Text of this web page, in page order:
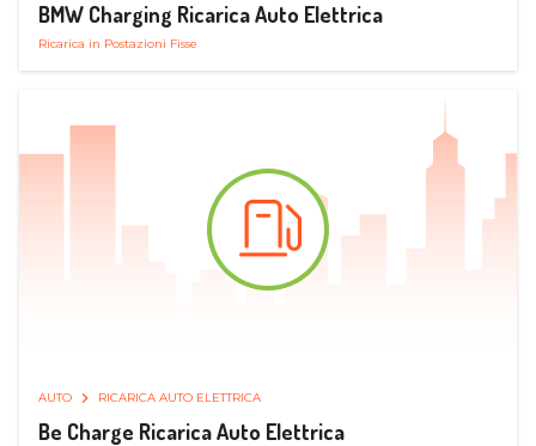
BMW Charging Ricarica Auto Elettrica
Ricarica in Postazioni Fisse
AUTO RICARICA AUTO ELETTRICA
Be Charge Ricarica Auto Elettrica